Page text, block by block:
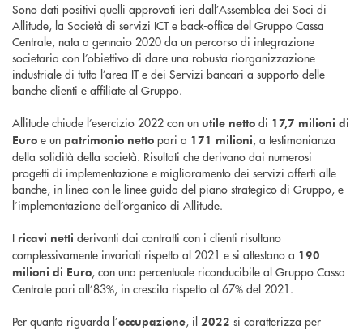
Sono dati positivi quelli approvati ieri dall’Assemblea dei Soci di
Allitude, la Società di servizi ICT e back-office del Gruppo Cassa
Centrale, nata a gennaio 2020 da un percorso di integrazione
societaria con l’obiettivo di dare una robusta riorganizzazione
industriale di tutta l’area IT e dei Servizi bancari a supporto delle
banche clienti e affiliate al Gruppo.
Allitude chiude l’esercizio 2022 con un utile netto di 17,7 milioni di
Euro e un patrimonio netto pari a 171 milioni, a testimonianza
della solidità della società. Risultati che derivano dai numerosi
progetti di implementazione e miglioramento dei servizi offerti alle
banche, in linea con le linee guida del piano strategico di Gruppo, e
l’implementazione dell’organico di Allitude.
I ricavi netti derivanti dai contratti con i clienti risultano
complessivamente invariati rispetto al 2021 e si attestano a 190
milioni di Euro, con una percentuale riconducibile al Gruppo Cassa
Centrale pari all’83%, in crescita rispetto al 67% del 2021.
Per quanto riguarda l’occupazione, il 2022 si caratterizza per